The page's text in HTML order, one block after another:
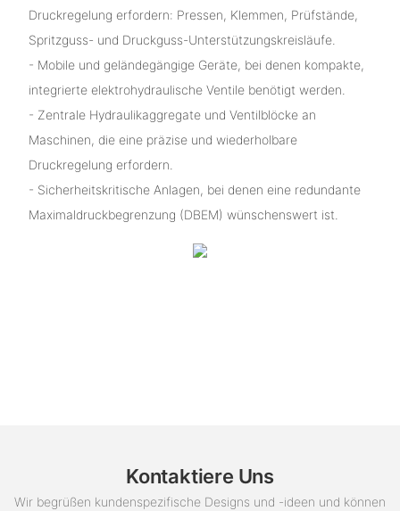
Druckregelung erfordern: Pressen, Klemmen, Prüfstände,
Spritzguss- und Druckguss-Unterstützungskreisläufe.
- Mobile und geländegängige Geräte, bei denen kompakte,
integrierte elektrohydraulische Ventile benötigt werden.
- Zentrale Hydraulikaggregate und Ventilblöcke an
Maschinen, die eine präzise und wiederholbare
Druckregelung erfordern.
- Sicherheitskritische Anlagen, bei denen eine redundante
Maximaldruckbegrenzung (DBEM) wünschenswert ist.
Kontaktiere Uns
Wir begrüßen kundenspezifische Designs und -ideen und können